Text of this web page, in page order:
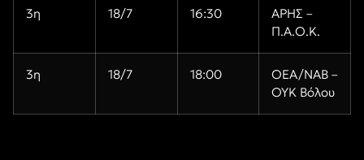
3η 18/7 16:30
ΑΡΗΣ –
Π.Α.Ο.Κ.
3η 18/7 18:00
ΟΕΑ/ΝΑΒ –
ΟΥΚ Βόλου